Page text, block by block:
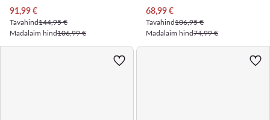
Praegune hind
91,99€
Tavahind144,95 €
Madalaim hind106,99 €
Praegune hind
68,99€
Tavahind106,95 €
Madalaim hind74,99 €